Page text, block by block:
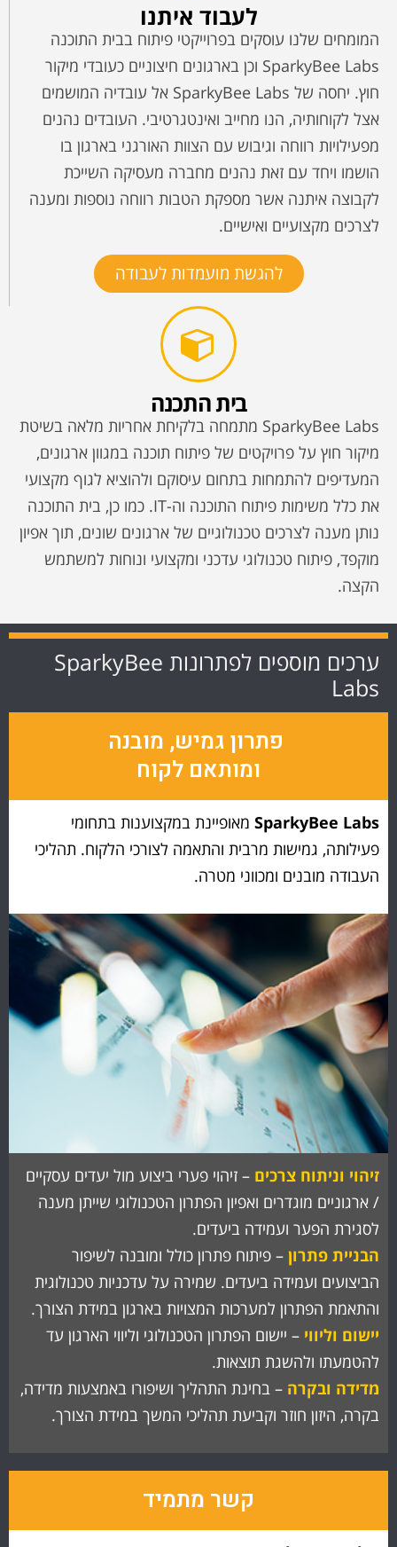
לעבוד איתנו
המומחים שלנו עוסקים בפרוייקטי פיתוח בבית התוכנה
SparkyBee Labs וכן בארגונים חיצוניים כעובדי מיקור
חוץ. יחסה של SparkyBee Labs אל עובדיה המושמים
אצל לקוחותיה, הנו מחייב ואינטגרטיבי. העובדים נהנים
מפעילויות רווחה וגיבוש עם הצוות האורגני בארגון בו
הושמו ויחד עם זאת נהנים מחברה מעסיקה השייכת
לקבוצה איתנה אשר מספקת הטבות רווחה נוספות ומענה
לצרכים מקצועיים ואישיים.
להגשת מועמדות לעבודה
בית התכנה
SparkyBee Labs מתמחה בלקיחת אחריות מלאה בשיטת
מיקור חוץ על פרויקטים של פיתוח תוכנה במגוון ארגונים,
המעדיפים להתמחות בתחום עיסוקם ולהוציא לגוף מקצועי
את כלל משימות פיתוח התוכנה וה-IT. כמו כן, בית התוכנה
נותן מענה לצרכים טכנולוגיים של ארגונים שונים, תוך אפיון
מוקפד, פיתוח טכנולוגי עדכני ומקצועי ונוחות למשתמש
הקצה.
ערכים מוספים לפתרונות SparkyBee
Labs
פתרון גמיש, מובנה
ומותאם לקוח
SparkyBee Labs מאופיינת במקצוענות בתחומי
פעילותה, גמישות מרבית והתאמה לצורכי הלקוח. תהליכי
העבודה מובנים ומכווני מטרה.
זיהוי וניתוח צרכים – זיהוי פערי ביצוע מול יעדים עסקיים
/ ארגוניים מוגדרים ואפיון הפתרון הטכנולוגי שייתן מענה
לסגירת הפער ועמידה ביעדים.
הבניית פתרון – פיתוח פתרון כולל ומובנה לשיפור
הביצועים ועמידה ביעדים. שמירה על עדכניות טכנולוגית
והתאמת הפתרון למערכות המצויות בארגון במידת הצורך.
יישום וליווי – יישום הפתרון הטכנולוגי וליווי הארגון עד
להטמעתו ולהשגת תוצאות.
מדידה ובקרה – בחינת התהליך ושיפורו באמצעות מדידה,
בקרה, היזון חוזר וקביעת תהליכי המשך במידת הצורך.
קשר מתמיד